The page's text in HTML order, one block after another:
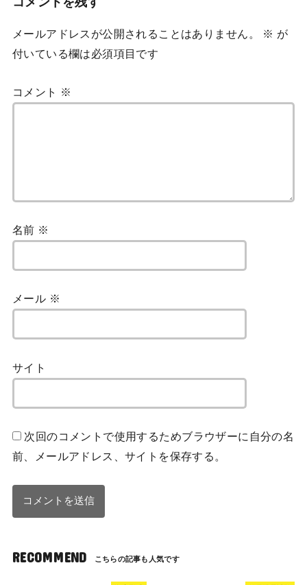
メールアドレスが公開されることはありません。 ※ が
付いている欄は必須項目です
コメント ※
名前 ※
メール ※
サイト
次回のコメントで使用するためブラウザーに自分の名
前、メールアドレス、サイトを保存する。
RECOMMEND